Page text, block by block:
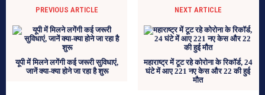
PREVIOUS ARTICLE
यूपी में मिलने लगेंगी कई जरूरी सुविधाएं,
जानें क्या-क्या होने जा रहा है शुरू
NEXT ARTICLE
महाराष्ट्र में टूट रहे कोरोना के रिकॉर्ड, 24
घंटे में आए 221 नए केस और 22 की हुई
मौत